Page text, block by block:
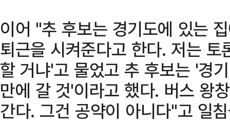
이어 "추 후보는 경기도에 있는
퇴근을 시켜준다고 한다. 저는
할 거냐'고 물었고 추 후보는 '경
만에 갈 것'이라고 했다. 버스 왕
간다. 그건 공약이 아니다"고 일